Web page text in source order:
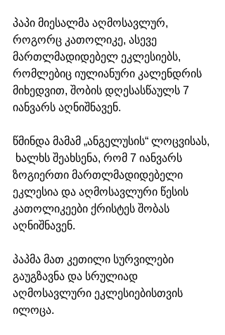
პაპი მიესალმა აღმოსავლურ,
როგორც კათოლიკე, ასევე
მართლმადიდებელ ეკლესიებს,
რომლებიც იულიანური კალენდრის
მიხედვით, შობის დღესასწაულს 7
იანვარს აღნიშნავენ.
წმინდა მამამ „ანგელუსის“ ლოცვისას,
ხალხს შეახსენა, რომ 7 იანვარს
ზოგიერთი მართლმადიდებელი
ეკლესია და აღმოსავლური წესის
კათოლიკეები ქრისტეს შობას
აღნიშნავენ.
პაპმა მათ კეთილი სურვილები
გაუგზავნა და სრულიად
აღმოსავლური ეკლესიებისთვის
ილოცა.